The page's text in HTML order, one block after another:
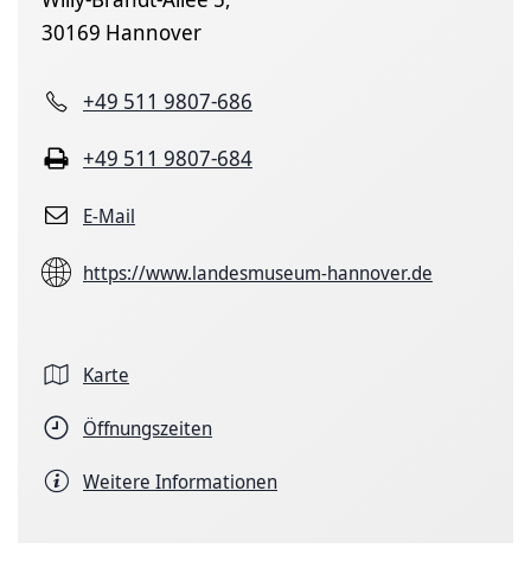
30169 Hannover
+49 511 9807-686
+49 511 9807-684
E-Mail
https://www.landesmuseum-hannover.de
Karte
Öffnungszeiten
Weitere Informationen